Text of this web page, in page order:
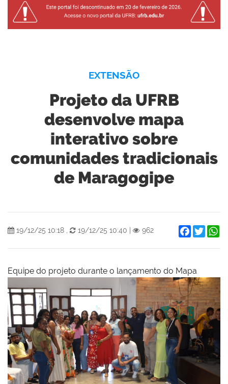
EXTENSÃO
Projeto da UFRB
desenvolve mapa
interativo sobre
comunidades tradicionais
de Maragogipe
19/12/25 10:18 , 19/12/25 10:40 962 Facebook
Twitter
Equipe do projeto durante o lançamento do Mapa